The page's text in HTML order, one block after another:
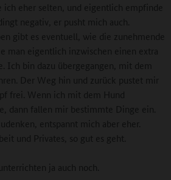
ich eher selten, und eigentlich empfinde
negativ, er pusht mich auch.
gibt es eventuell, wie die zunehmende
man eigentlich inzwischen einen extra
Ich bin dazu übergegangen, mit dem
Der Weg hin und zurück pustet mir
frei. Wenn ich mit dem Hund
dann fallen mir bestimmte Dinge ein.
entspannt mich aber eher.
und Privates, so gut es geht.
ja auch noch.